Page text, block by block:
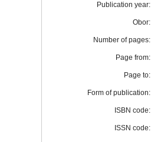
Publication year:
Obor:
Number of pages:
Page from:
Page to:
Form of publication:
ISBN code:
ISSN code: